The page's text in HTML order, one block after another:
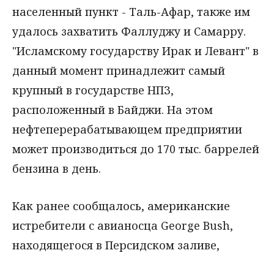
населенный пункт - Таль-Афар, также им
удалось захватить Фаллуджу и Самарру.
"Исламскому государству Ирак и Левант" в
данный момент принадлежит самый
крупный в государстве НПЗ,
расположенный в Байджи. На этом
нефтеперерабатывающем предприятии
может производиться до 170 тыс. баррелей
бензина в день.
Как ранее сообщалось, американские
истребители с авианосца George Bush,
находящегося в Персидском заливе,